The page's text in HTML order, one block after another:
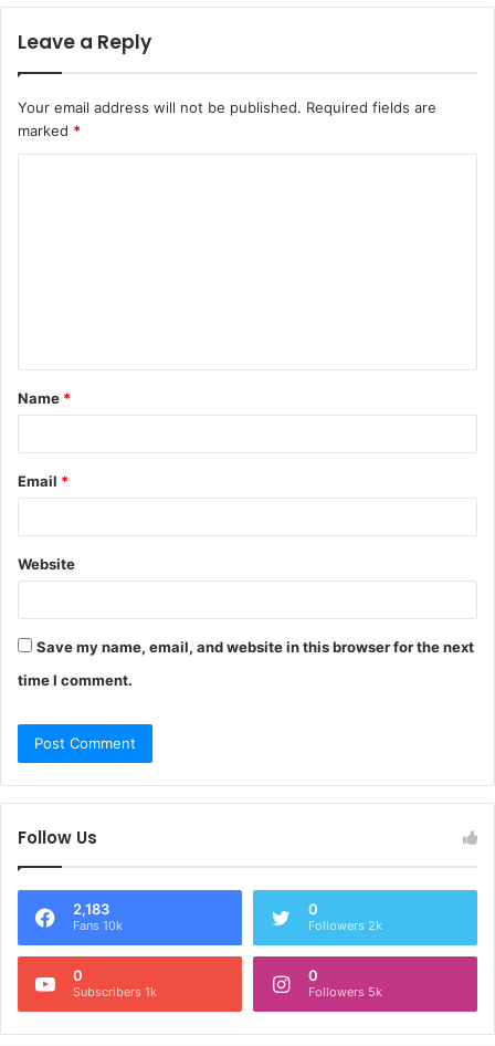
Leave a Reply
Your email address will not be published. Required fields are
marked *
t
*
Name *
Email *
Website
Save my name, email, and website in this browser for the next
time I comment.
Follow Us
2,183
Fans 10k
0
Followers 2k
0
Subscribers 1k
0
Followers 5k